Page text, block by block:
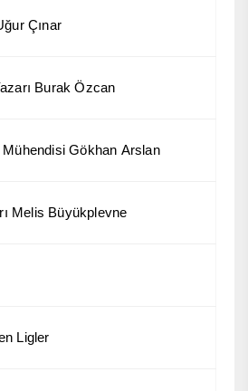
Çınar
Burak Özcan
Gökhan Arslan
Melis Büyükplevne
Ligler